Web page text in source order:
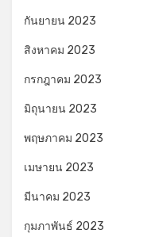
กันยายน 2023
สิงหาคม 2023
กรกฎาคม 2023
มิถุนายน 2023
พฤษภาคม 2023
เมษายน 2023
มีนาคม 2023
กุมภาพันธ์ 2023